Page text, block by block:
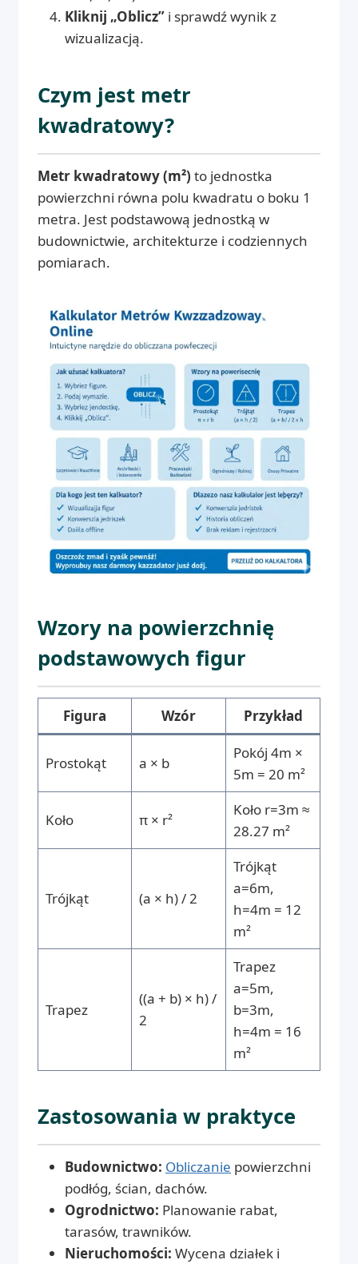
Kliknij „Oblicz” i sprawdź wynik z
wizualizacją.
Czym jest metr
kwadratowy?
Metr kwadratowy (m²) to jednostka
powierzchni równa polu kwadratu o boku 1
metra. Jest podstawową jednostką w
budownictwie, architekturze i codziennych
pomiarach.
Wzory na powierzchnię
podstawowych figur
Figura Wzór Przykład
Prostokąt a × b
Pokój 4m ×
5m = 20 m²
Koło π × r²
Koło r=3m ≈
28.27 m²
Trójkąt (a × h) / 2
Trójkąt
a=6m,
h=4m = 12
m²
Trapez
((a + b) × h) /
2
Trapez
a=5m,
b=3m,
h=4m = 16
m²
Zastosowania w praktyce
Budownictwo: Obliczanie powierzchni
podłóg, ścian, dachów.
Ogrodnictwo: Planowanie rabat,
tarasów, trawników.
Nieruchomości: Wycena działek i